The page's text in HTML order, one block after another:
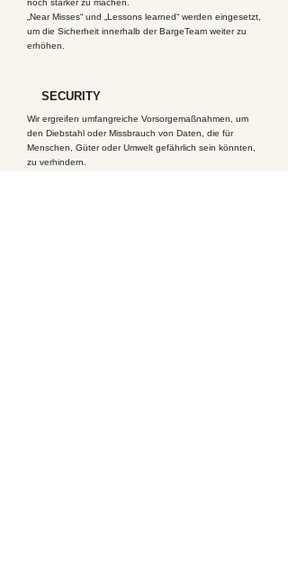
noch stärker zu machen.
„Near Misses“ und „Lessons learned“ werden eingesetzt,
um die Sicherheit innerhalb der BargeTeam weiter zu
erhöhen.
SECURITY
Wir ergreifen umfangreiche Vorsorgemaßnahmen, um
den Diebstahl oder Missbrauch von Daten, die für
Menschen, Güter oder Umwelt gefährlich sein könnten,
zu verhindern.